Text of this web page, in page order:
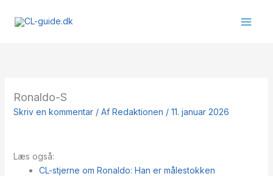
Ronaldo-S
Skriv en kommentar / Af Redaktionen / 11. januar 2026
Læs også:
CL-stjerne om Ronaldo: Han er målestokken